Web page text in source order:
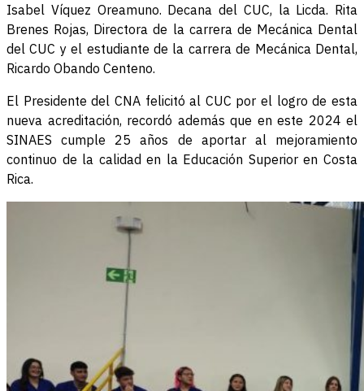
Isabel Víquez Oreamuno. Decana del CUC, la Licda. Rita
Brenes Rojas, Directora de la carrera de Mecánica Dental
del CUC y el estudiante de la carrera de Mecánica Dental,
Ricardo Obando Centeno.
El Presidente del CNA felicitó al CUC por el logro de esta
nueva acreditación, recordó además que en este 2024 el
SINAES cumple 25 años de aportar al mejoramiento
continuo de la calidad en la Educación Superior en Costa
Rica.